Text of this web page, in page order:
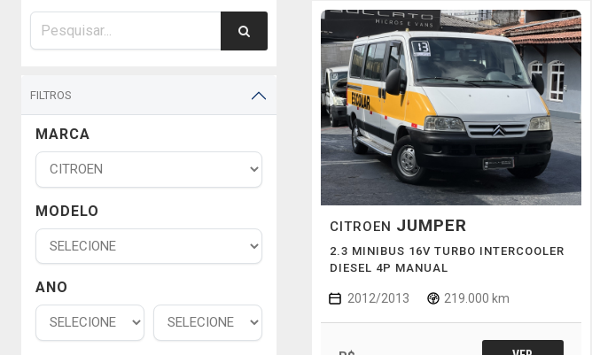
FILTROS
MARCA
MODELO
ANO
CITROEN JUMPER
2.3 MINIBUS 16V TURBO INTERCOOLER
DIESEL 4P MANUAL
2012/2013 219.000 km